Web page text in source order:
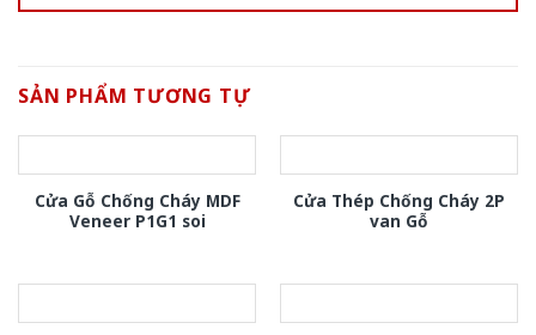
SẢN PHẨM TƯƠNG TỰ
Cửa Gỗ Chống Cháy MDF
Veneer P1G1 soi
Cửa Thép Chống Cháy 2P
van Gỗ